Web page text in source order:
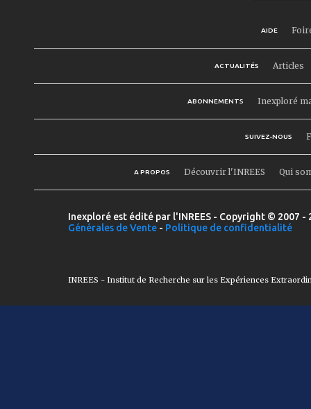
AIDE
ACTUALITÉS Articles
ABONNEMENTS Inexploré
SUIVEZ-NOUS
A PROPOS Découvrir l'INREES Qui
Inexploré est édité par l'INREES - Copyright © 2007
Générales de Vente - Politique de confidentialité
INREES - Institut de Recherche sur les Expériences